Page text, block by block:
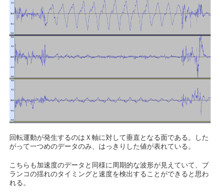
回転運動が発生するのはＸ軸に対して垂直となる面である。した
がって一つめのデータのみ、はっきりした値が表れている。
こちらも加速度のデータと同様に周期的な波形が見えていて、ブ
ランコの揺れのタイミングと速度を検出することができると思わ
れる。